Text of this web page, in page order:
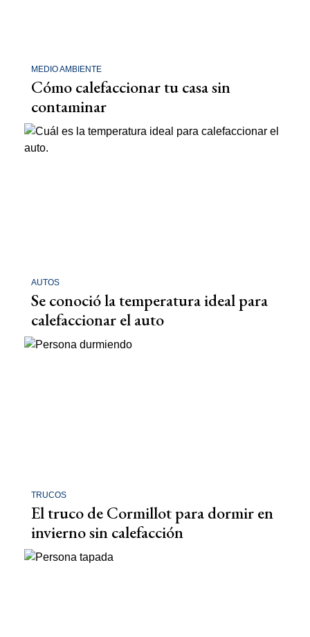
MEDIO AMBIENTE
Cómo calefaccionar tu casa sin
contaminar
AUTOS
Se conoció la temperatura ideal para
calefaccionar el auto
TRUCOS
El truco de Cormillot para dormir en
invierno sin calefacción